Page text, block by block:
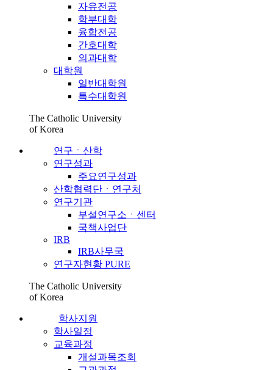
자유전공
학부대학
융합전공
간호대학
의과대학
대학원
일반대학원
특수대학원
The Catholic University
of Korea
연구ㆍ산학
연구성과
주요연구성과
산학협력단ㆍ연구처
연구기관
부설연구소ㆍ센터
국책사업단
IRB
IRB사무국
연구자현황 PURE
The Catholic University
of Korea
학사지원
학사일정
교육과정
개설과목조회